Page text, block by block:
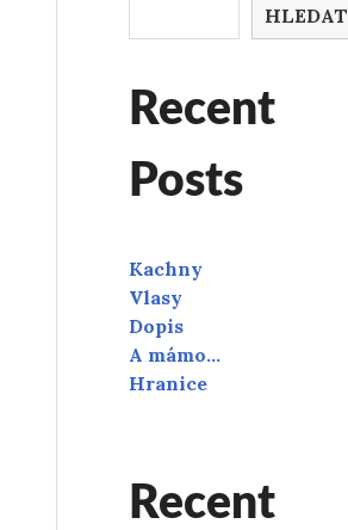
HLEDAT
Recent
Posts
Kachny
Vlasy
Dopis
A mámo…
Hranice
Recent